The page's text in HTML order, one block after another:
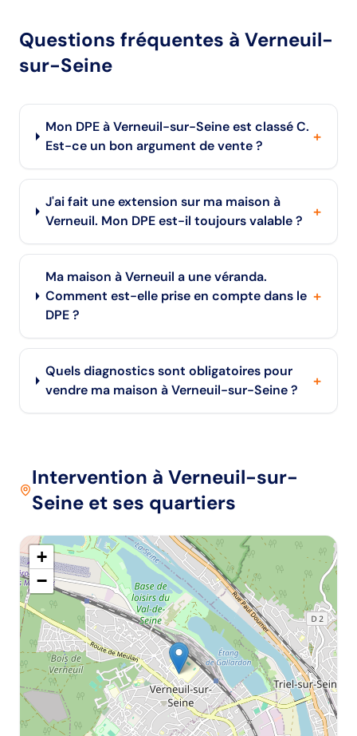
Questions fréquentes à Verneuil-
sur-Seine
Mon DPE à Verneuil-sur-Seine est classé C.
Est-ce un bon argument de vente ?
+
J'ai fait une extension sur ma maison à
Verneuil. Mon DPE est-il toujours valable ?
+
Ma maison à Verneuil a une véranda.
Comment est-elle prise en compte dans le
DPE ?
+
Quels diagnostics sont obligatoires pour
vendre ma maison à Verneuil-sur-Seine ?
+
Intervention à Verneuil-sur-
Seineet ses quartiers
+
−